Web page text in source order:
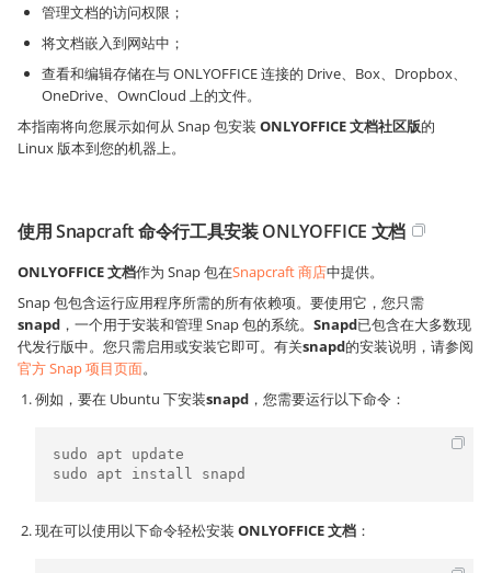
管理文档的访问权限；
将文档嵌入到网站中；
查看和编辑存储在与 ONLYOFFICE 连接的 Drive、Box、Dropbox、
OneDrive、OwnCloud 上的文件。
本指南将向您展示如何从 Snap 包安装 ONLYOFFICE 文档社区版的
Linux 版本到您的机器上。
使用 Snapcraft 命令行工具安装 ONLYOFFICE 文档
ONLYOFFICE 文档作为 Snap 包在Snapcraft 商店中提供。
Snap 包包含运行应用程序所需的所有依赖项。要使用它，您只需
snapd ，一个用于安装和管理 Snap 包的系统。 Snapd已包含在大多数现
代发行版中。您只需启用或安装它即可。有关snapd的安装说明，请参阅
官方 Snap 项目页面。
例如，要在 Ubuntu 下安装snapd ，您需要运行以下命令：
sudo apt update
sudo apt install snapd
现在可以使用以下命令轻松安装 ONLYOFFICE 文档 ：